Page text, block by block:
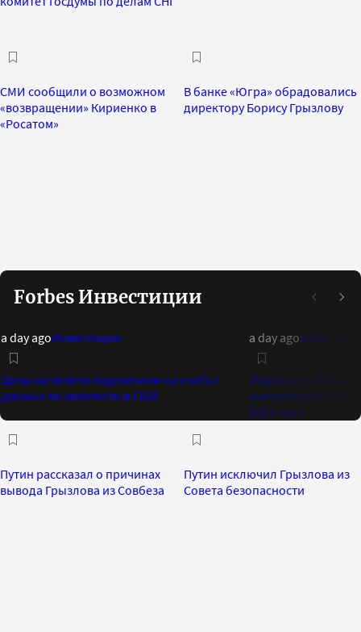
СМИ сообщили о возможном
«возвращении» Кириенко в
«Росатом»
В банке «Югра» обрадовались
директору Борису Грызлову
Forbes Инвестиции
a day agoИнвестиции
Цены на золото подскочили на слабых
данных по занятости в США
a day ago
Индикатор Bank of
максимальный
2021 года
Путин рассказал о причинах
вывода Грызлова из Совбеза
Путин исключил Грызлова из
Совета безопасности